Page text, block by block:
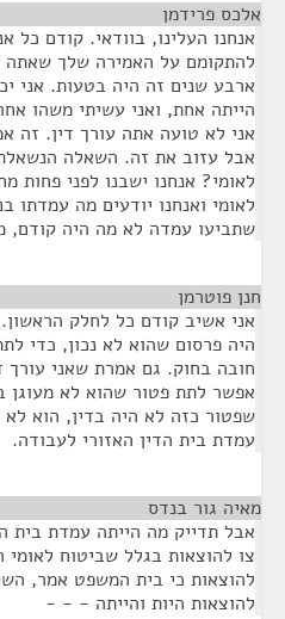
אלכס פרידמן
אנחנו העלינו, בוודאי. קודם כל
להתקומם על האמירה שלך שאתה
ארבע שנים זה היה בטעות. אני
הייתה אחת, ואני עשיתי משהו
אני לא טועה אתה עורך דין. זה
אבל עזוב את זה. השאלה
לאומי? אנחנו ישבנו לפני פחות
לאומי ואנחנו יודעים מה עמדתו
שתביעו עמדה לא מה היה קודם,
חנן פוטרמן
אני אשיב קודם כל לחלק
היה פרסום שהוא לא נכון, כדי
חובה בחוק. גם אמרת שאני עורך
אפשר לתת פטור שהוא לא מעוגן
שפטור כזה לא היה בדין, הוא לא
עמדת בית הדין האזורי לעבודה.
מאיה גור בנדס
אבל תדייק מה הייתה עמדת בית
צו להוצאות בגלל שביטוח
להוצאות כי בית המשפט אמר,
להוצאות היות והייתה - - -